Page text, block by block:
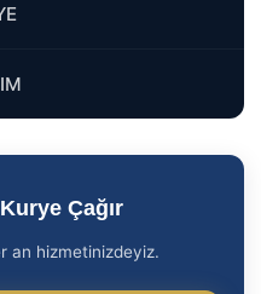
Çağır
an hizmetinizdeyiz.